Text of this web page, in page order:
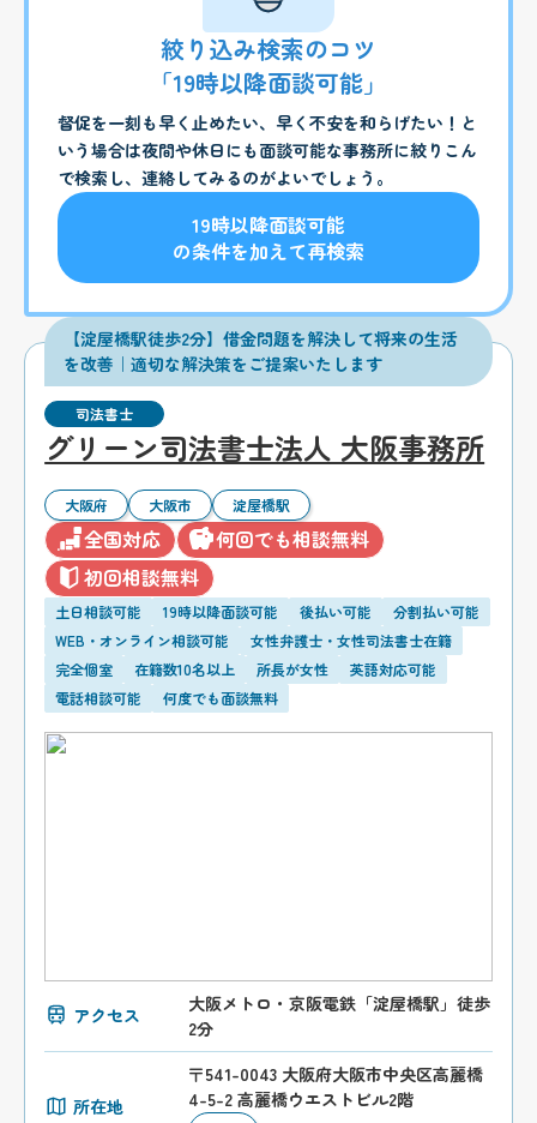
絞り込み検索のコツ
「19時以降面談可能」
督促を一刻も早く止めたい、早く不安を和らげたい！と
いう場合は夜間や休日にも面談可能な事務所に絞りこん
で検索し、連絡してみるのがよいでしょう。
19時以降面談可能
の条件を加えて再検索
【淀屋橋駅徒歩2分】借金問題を解決して将来の生活
を改善｜適切な解決策をご提案いたします
司法書士
グリーン司法書士法人 大阪事務所
大阪府 大阪市 淀屋橋駅
全国対応
何回でも相談無料
初回相談無料
土日相談可能 19時以降面談可能 後払い可能
分割払い可能
WEB・オンライン相談可能
女性弁護士・女性司法書士在籍
完全個室
在籍数10名以上 所長が女性
英語対応可能
電話相談可能
何度でも面談無料
アクセス
大阪メトロ・京阪電鉄「淀屋橋駅」徒歩
2分
所在地
〒541-0043 大阪府大阪市中央区高麗橋
4-5-2 高麗橋ウエストビル2階